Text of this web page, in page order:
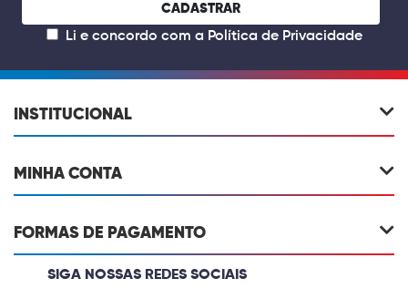
CADASTRAR
Li e concordo com a Política de Privacidade
INSTITUCIONAL
MINHA CONTA
FORMAS DE PAGAMENTO
SIGA NOSSAS REDES SOCIAIS